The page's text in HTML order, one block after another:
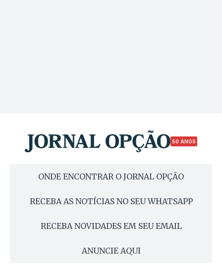
50 ANOS
ONDE ENCONTRAR O JORNAL OPÇÃO
RECEBA AS NOTÍCIAS NO SEU WHATSAPP
RECEBA NOVIDADES EM SEU EMAIL
ANUNCIE AQUI